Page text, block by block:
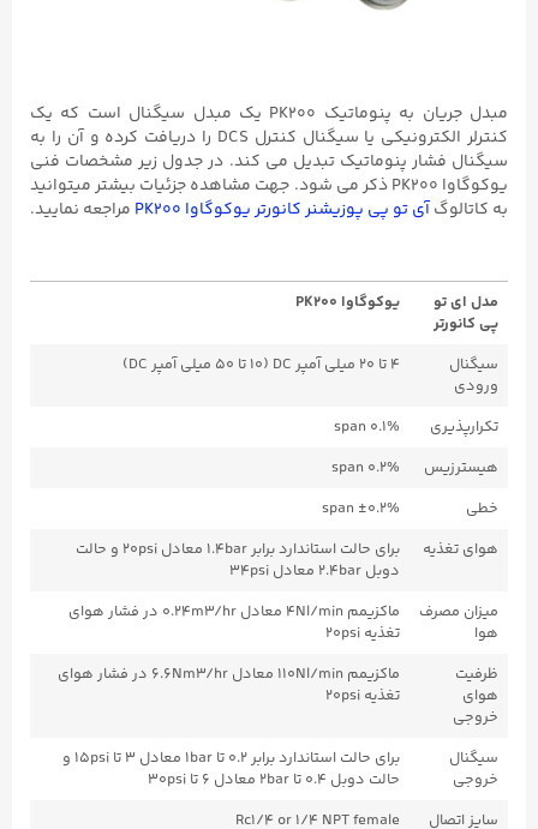
مبدل جریان به پنوماتیک PK200 یک مبدل سیگنال است که یک
کنترلر الکترونیکی یا سیگنال کنترل DCS را دریافت کرده و آن را به
سیگنال فشار پنوماتیک تبدیل می کند. در جدول زیر مشخصات فنی
یوکوگاوا PK200 ذکر می شود. جهت مشاهده جزئیات بیشتر میتوانید
به کاتالوگآی تو پی پوزیشنر کانورتر یوکوگاوا PK200 مراجعه نمایید.
مدل ای تو
پی کانورتر
یوکوگاوا PK200
سیگنال
ورودی
۴ تا ۲۰ میلی آمپر DC (۱۰ تا ۵۰ میلی آمپر DC)
تکرارپذیری
0.1% span
هیسترزیس
0.2% span
خطی
±0.2% span
هوای تغذیه
برای حالت استاندارد برابر ۱.4bar معادل 20psi و حالت
دوبل ۲.4bar معادل 34psi
میزان مصرف
هوا
ماکزیمم 4Nl/min معادل ۰.24m3/hr در فشار هوای
تغذیه 20psi
ظرفیت
هوای
خروجی
ماکزیمم 110Nl/min معادل ۶.6Nm3/hr در فشار هوای
تغذیه 20psi
سیگنال
خروجی
برای حالت استاندارد برابر ۰.۲ تا 1bar معادل ۳ تا 15psi و
حالت دوبل ۰.۴ تا 2bar معادل ۶ تا 30psi
سایز اتصال
Rc1/4 or 1/4 NPT female